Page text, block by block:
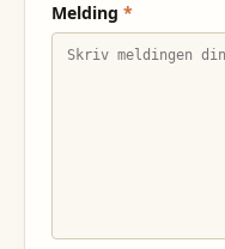
Melding *